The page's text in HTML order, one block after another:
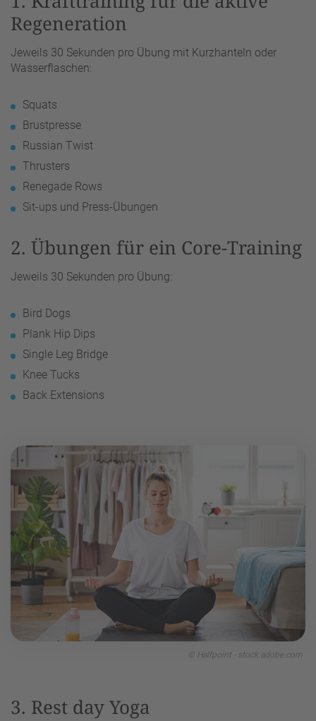
Regeneration
Jeweils 30 Sekunden pro Übung mit Kurzhanteln oder
Wasserflaschen:
Squats
Brustpresse
Russian Twist
Thrusters
Renegade Rows
Sit-ups und Press-Übungen
2. Übungen für ein Core-Training
Jeweils 30 Sekunden pro Übung:
Bird Dogs
Plank Hip Dips
Single Leg Bridge
Knee Tucks
Back Extensions
© Halfpoint - stock.adobe.com
3. Rest day Yoga